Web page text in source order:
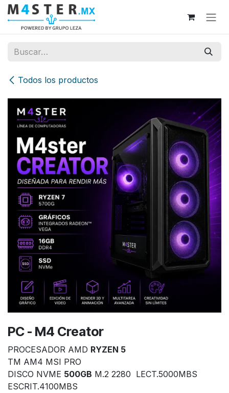
Ir al contenido
Todos los productos
PC - M4 Creator
PROCESADOR AMD RYZEN 5
TM AM4 MSI PRO
DISCO NVME 500GB M.2 2280 LECT.5000MBS
ESCRIT.4100MBS